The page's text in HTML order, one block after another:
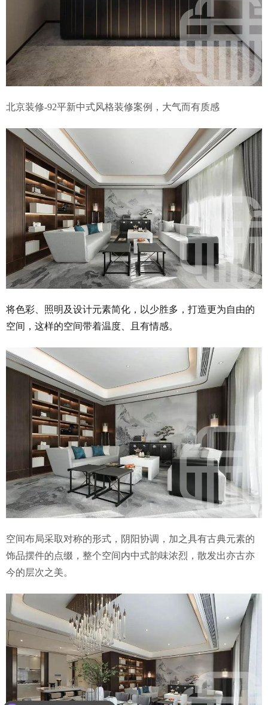
北京装修-92平新中式风格装修案例，大气而有质感
将色彩、照明及设计元素简化，以少胜多，打造更为自由的
空间，这样的空间带着温度、且有情感。
空间布局采取对称的形式，阴阳协调，加之具有古典元素的
饰品摆件的点缀，整个空间内中式韵味浓烈，散发出亦古亦
今的层次之美。